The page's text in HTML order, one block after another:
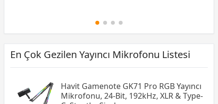
En Çok Gezilen Yayıncı Mikrofonu Listesi
Havit Gamenote GK71 Pro RGB Yayıncı
Mikrofonu, 24-Bit, 192kHz, XLR & Type-